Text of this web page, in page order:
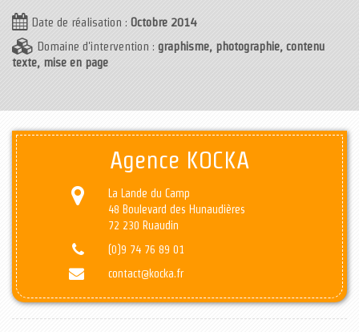
Date de réalisation : Octobre 2014
Domaine d'intervention : graphisme, photographie, contenu
texte, mise en page
Agence KOCKA
La Lande du Camp
48 Boulevard des Hunaudières
72 230 Ruaudin
(0)9 74 76 89 01
contact@kocka.fr